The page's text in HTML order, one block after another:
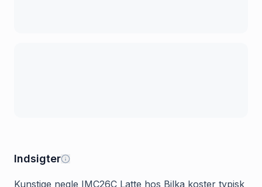
Indsigter
Kunstige negle IMC26C Latte hos Bilka koster typisk